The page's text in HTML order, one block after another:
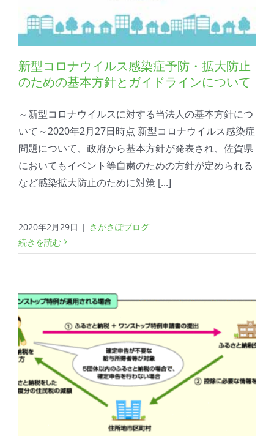
新型コロナウイルス感染症予防・拡大防止
のための基本方針とガイドラインについて
～新型コロナウイルスに対する当法人の基本方針につ
いて～2020年2月27日時点 新型コロナウイルス感染症
問題について、政府から基本方針が発表され、佐賀県
においてもイベント等自粛のための方針が定められる
など感染拡大防止のために対策 [...]
2020年2月29日 | さがさぽブログ
続きを読む